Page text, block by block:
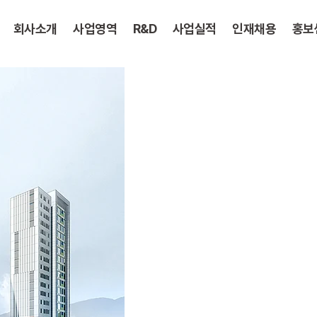
회사소개 사업영역 R&D 사업실적 인재채용 홍보